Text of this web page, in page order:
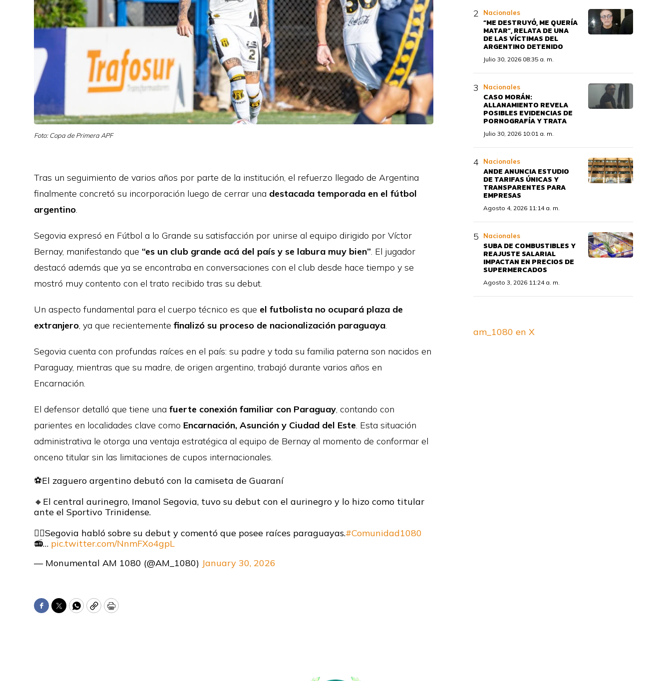
Foto: Copa de Primera APF
Tras un seguimiento de varios años por parte de la institución, el refuerzo llegado de Argentina
finalmente concretó su incorporación luego de cerrar una destacada temporada en el fútbol
argentino.
Segovia expresó en Fútbol a lo Grande su satisfacción por unirse al equipo dirigido por Víctor
Bernay, manifestando que “es un club grande acá del país y se labura muy bien”. El jugador
destacó además que ya se encontraba en conversaciones con el club desde hace tiempo y se
mostró muy contento con el trato recibido tras su debut.
Un aspecto fundamental para el cuerpo técnico es que el futbolista no ocupará plaza de
extranjero, ya que recientemente finalizó su proceso de nacionalización paraguaya.
Segovia cuenta con profundas raíces en el país: su padre y toda su familia paterna son nacidos en
Paraguay, mientras que su madre, de origen argentino, trabajó durante varios años en
Encarnación.
El defensor detalló que tiene una fuerte conexión familiar con Paraguay, contando con
parientes en localidades clave como Encarnación, Asunción y Ciudad del Este. Esta situación
administrativa le otorga una ventaja estratégica al equipo de Bernay al momento de conformar el
onceno titular sin las limitaciones de cupos internacionales.
⚽️El zaguero argentino debutó con la camiseta de Guaraní
🔸El central aurinegro, Imanol Segovia, tuvo su debut con el aurinegro y lo hizo como titular
ante el Sportivo Trinidense.
👉🏼Segovia habló sobre su debut y comentó que posee raíces paraguayas.#Comunidad1080
📻… pic.twitter.com/NnmFXo4gpL
— Monumental AM 1080 (@AM_1080) January 30, 2026
Facebook
TwitterWhatsApp
CopyPrint
Nacionales
“ME DESTRUYÓ, ME QUERÍA
MATAR”, RELATA DE UNA
DE LAS VÍCTIMAS DEL
ARGENTINO DETENIDO
Julio 30, 2026 08:35 a. m.
Nacionales
CASO MORÁN:
ALLANAMIENTO REVELA
POSIBLES EVIDENCIAS DE
PORNOGRAFÍA Y TRATA
Julio 30, 2026 10:01 a. m.
Nacionales
ANDE ANUNCIA ESTUDIO
DE TARIFAS ÚNICAS Y
TRANSPARENTES PARA
EMPRESAS
Agosto 4, 2026 11:14 a. m.
Nacionales
SUBA DE COMBUSTIBLES Y
REAJUSTE SALARIAL
IMPACTAN EN PRECIOS DE
SUPERMERCADOS
Agosto 3, 2026 11:24 a. m.
am_1080 en X